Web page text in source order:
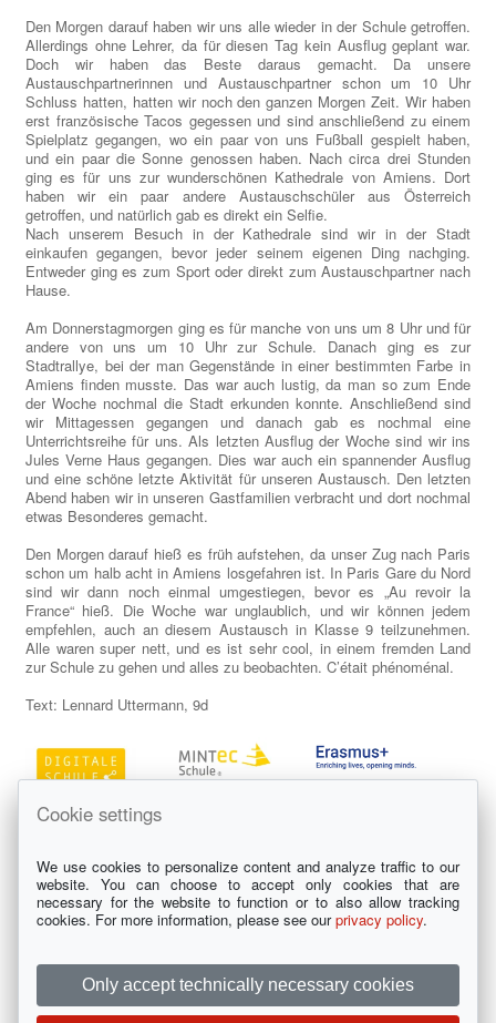
Den Morgen darauf haben wir uns alle wieder in der Schule getroffen.
Allerdings ohne Lehrer, da für diesen Tag kein Ausflug geplant war.
Doch wir haben das Beste daraus gemacht. Da unsere
Austauschpartnerinnen und Austauschpartner schon um 10 Uhr
Schluss hatten, hatten wir noch den ganzen Morgen Zeit. Wir haben
erst französische Tacos gegessen und sind anschließend zu einem
Spielplatz gegangen, wo ein paar von uns Fußball gespielt haben,
und ein paar die Sonne genossen haben. Nach circa drei Stunden
ging es für uns zur wunderschönen Kathedrale von Amiens. Dort
haben wir ein paar andere Austauschschüler aus Österreich
getroffen, und natürlich gab es direkt ein Selfie.
Nach unserem Besuch in der Kathedrale sind wir in der Stadt
einkaufen gegangen, bevor jeder seinem eigenen Ding nachging.
Entweder ging es zum Sport oder direkt zum Austauschpartner nach
Hause.
Am Donnerstagmorgen ging es für manche von uns um 8 Uhr und für
andere von uns um 10 Uhr zur Schule. Danach ging es zur
Stadtrallye, bei der man Gegenstände in einer bestimmten Farbe in
Amiens finden musste. Das war auch lustig, da man so zum Ende
der Woche nochmal die Stadt erkunden konnte. Anschließend sind
wir Mittagessen gegangen und danach gab es nochmal eine
Unterrichtsreihe für uns. Als letzten Ausflug der Woche sind wir ins
Jules Verne Haus gegangen. Dies war auch ein spannender Ausflug
und eine schöne letzte Aktivität für unseren Austausch. Den letzten
Abend haben wir in unseren Gastfamilien verbracht und dort nochmal
etwas Besonderes gemacht.
Den Morgen darauf hieß es früh aufstehen, da unser Zug nach Paris
schon um halb acht in Amiens losgefahren ist. In Paris Gare du Nord
sind wir dann noch einmal umgestiegen, bevor es „Au revoir la
France“ hieß. Die Woche war unglaublich, und wir können jedem
empfehlen, auch an diesem Austausch in Klasse 9 teilzunehmen.
Alle waren super nett, und es ist sehr cool, in einem fremden Land
zur Schule zu gehen und alles zu beobachten. C’était phénoménal.
Text: Lennard Uttermann, 9d
St.-Anna-Schule Wuppertal • Erzbischöfliches Gymnasium für
Jungen und Mädchen
Dorotheenstraße 11-19 • 42105 Wuppertal • Tel. 0202-429650 • E-
Cookie settings
We use cookies to personalize content and analyze traffic to our
website. You can choose to accept only cookies that are
necessary for the website to function or to also allow tracking
cookies. For more information, please see ourprivacy policy.
Only accept technically necessary cookies